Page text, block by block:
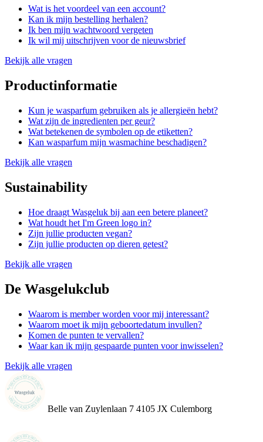
Wat is het voordeel van een account?
Kan ik mijn bestelling herhalen?
Ik ben mijn wachtwoord vergeten
Ik wil mij uitschrijven voor de nieuwsbrief
Bekijk alle vragen
Productinformatie
Kun je wasparfum gebruiken als je allergieën hebt?
Wat zijn de ingredienten per geur?
Wat betekenen de symbolen op de etiketten?
Kan wasparfum mijn wasmachine beschadigen?
Bekijk alle vragen
Sustainability
Hoe draagt Wasgeluk bij aan een betere planeet?
Wat houdt het I'm Green logo in?
Zijn jullie producten vegan?
Zijn jullie producten op dieren getest?
Bekijk alle vragen
De Wasgelukclub
Waarom is member worden voor mij interessant?
Waarom moet ik mijn geboortedatum invullen?
Komen de punten te vervallen?
Waar kan ik mijn gespaarde punten voor inwisselen?
Bekijk alle vragen
Belle van Zuylenlaan 7 4105 JX Culemborg